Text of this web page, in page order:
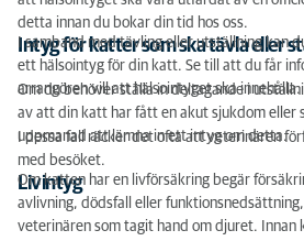
detta innan du bokar din tid hos oss.
Intyg för katter som ska tävla eller
I samband med tävling eller utställning kan
ett hälsointyg för din katt. Se till att du får
arrangören vill att hälsointyget ska innehålla.
Om du behöver ställa in deltagande i
av att din katt har fått en akut sjukdom eller
uppmanad att lämna in ett intyg om detta.
I dessa fall räcker det ofta att veterinären
med besöket.
Livintyg
Om katten har en livförsäkring begär
avlivning, dödsfall eller
veterinären som tagit hand om djuret. Innan